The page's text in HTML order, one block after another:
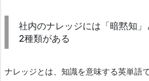
社内のナレッジには「暗黙知
2種類がある
ナレッジとは、知識を意味する英単語